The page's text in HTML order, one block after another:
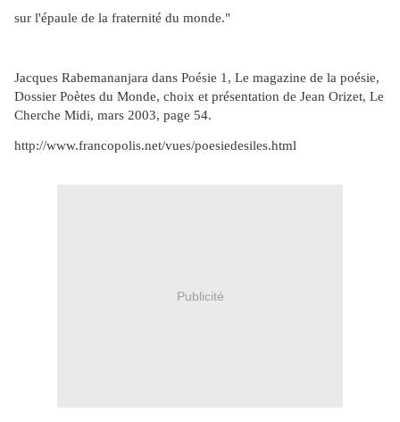
sur l'épaule de la fraternité du monde."
Jacques Rabemananjara dans Poésie 1, Le magazine de la poésie,
Dossier Poètes du Monde, choix et présentation de Jean Orizet, Le
Cherche Midi, mars 2003, page 54.
http://www.francopolis.net/vues/poesiedesiles.html
Publicité